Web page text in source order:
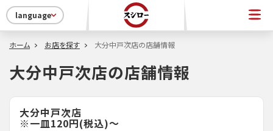
language
ホーム お店を探す 大分中戸次店の店舗情報
大分中戸次店の店舗情報
大分中戸次店
※一皿120円(税込)～